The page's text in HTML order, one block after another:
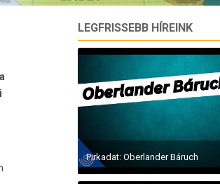
LEGFRISSEBB HÍREINK
Pirkadat: Oberlander Báruch